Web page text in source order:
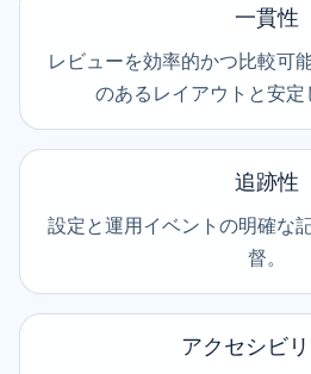
一貫性
レビューを効率的かつ比較可
のあるレイアウトと安定
追跡性
設定と運用イベントの明確な
督。
アクセシビ